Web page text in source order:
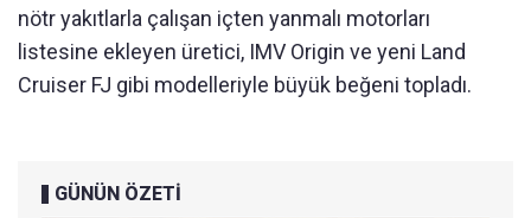
nötr yakıtlarla çalışan içten yanmalı motorları
listesine ekleyen üretici, IMV Origin ve yeni Land
Cruiser FJ gibi modelleriyle büyük beğeni topladı.
GÜNÜN ÖZETİ